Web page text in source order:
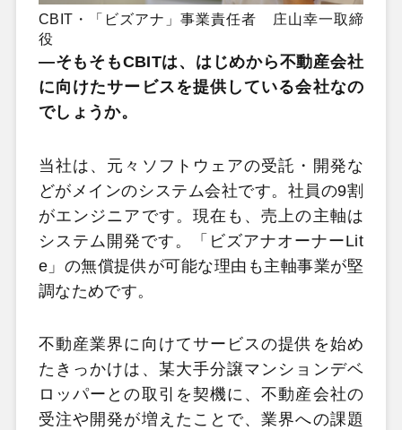
CBIT・「ビズアナ」事業責任者 庄山幸一取締
役
―そもそもCBITは、はじめから不動産会社
に向けたサービスを提供している会社なの
でしょうか。
当社は、元々ソフトウェアの受託・開発な
どがメインのシステム会社です。社員の9割
がエンジニアです。現在も、売上の主軸は
システム開発です。「ビズアナオーナーLit
e」の無償提供が可能な理由も主軸事業が堅
調なためです。
不動産業界に向けてサービスの提供を始め
たきっかけは、某大手分譲マンションデベ
ロッパーとの取引を契機に、不動産会社の
受注や開発が増えたことで、業界への課題